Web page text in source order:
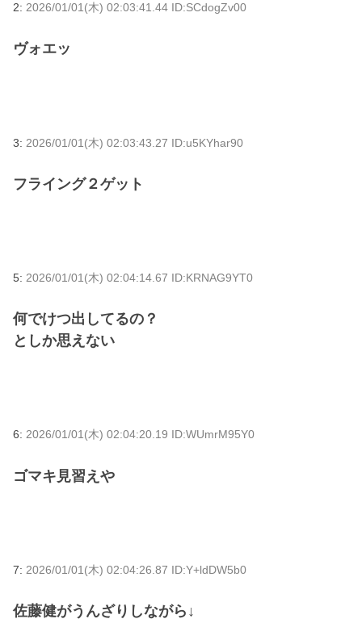
2: 2026/01/01(木) 02:03:41.44 ID:SCdogZv00
ヴォエッ
3: 2026/01/01(木) 02:03:43.27 ID:u5KYhar90
フライング２ゲット
5: 2026/01/01(木) 02:04:14.67 ID:KRNAG9YT0
何でけつ出してるの？
としか思えない
6: 2026/01/01(木) 02:04:20.19 ID:WUmrM95Y0
ゴマキ見習えや
7: 2026/01/01(木) 02:04:26.87 ID:Y+ldDW5b0
佐藤健がうんざりしながら↓